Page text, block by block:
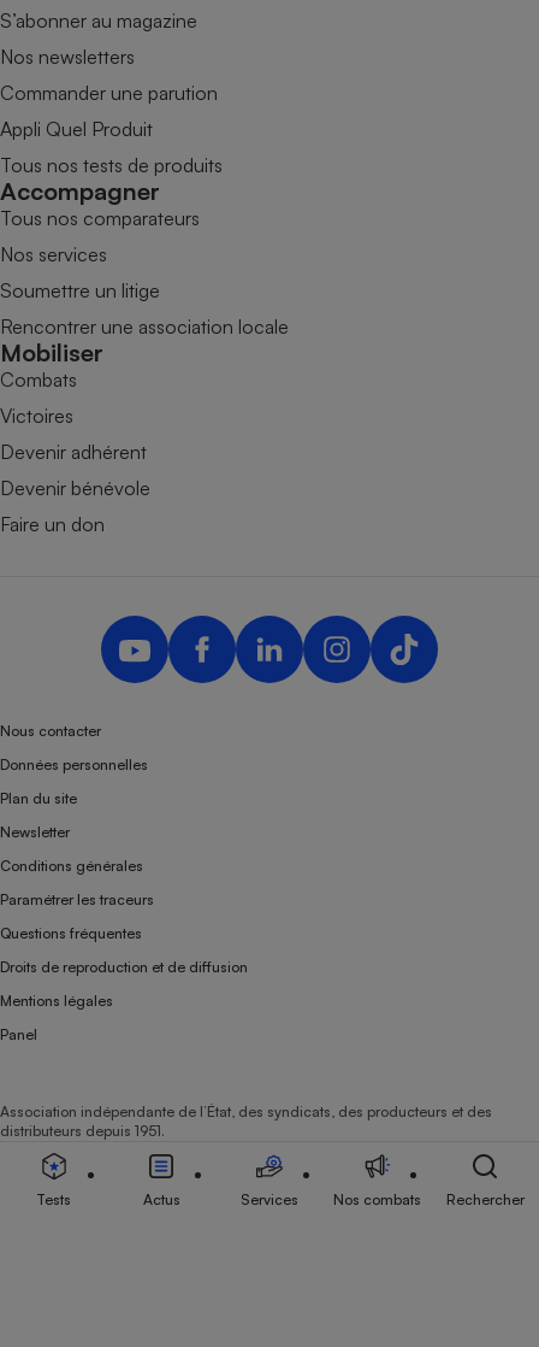
S’abonner au magazine
Nos newsletters
Commander une parution
Appli Quel Produit
Tous nos tests de produits
Accompagner
Tous nos comparateurs
Nos services
Soumettre un litige
Rencontrer une association locale
Mobiliser
Combats
Victoires
Devenir adhérent
Devenir bénévole
Faire un don
Nous contacter
Données personnelles
Plan du site
Newsletter
Conditions générales
Paramétrer les traceurs
Questions fréquentes
Droits de reproduction et de diffusion
Mentions légales
Panel
Association indépendante de l’État, des syndicats, des producteurs et des
distributeurs depuis 1951.
Tests Actus Services Nos combats Rechercher